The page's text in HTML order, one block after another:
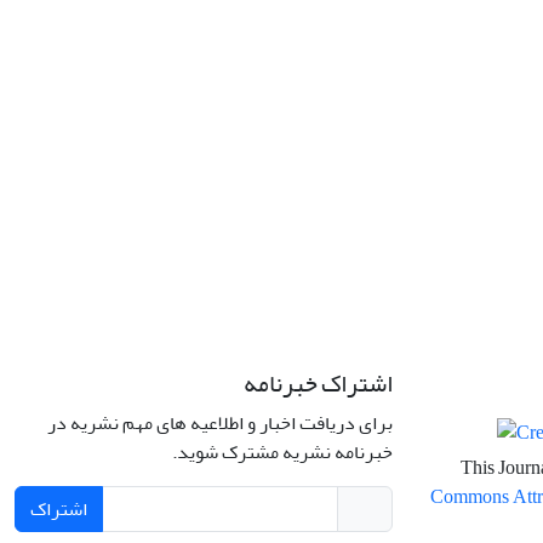
This
Commons
اشتراک خبرنامه
برای دریافت اخبار و اطلاعیه های مهم نشریه در
خبرنامه نشریه مشترک شوید.
اشتراک